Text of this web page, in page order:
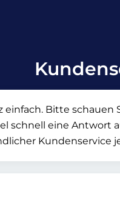
Bitte schauen
schnell eine Antwort
Kundenservice